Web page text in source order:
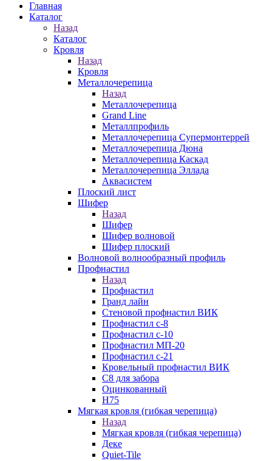
Главная
Каталог
Назад
Каталог
Кровля
Назад
Кровля
Металлочерепица
Назад
Металлочерепица
Grand Line
Металлпрофиль
Металлочерепица Супермонтеррей
Металлочерепица Дюна
Металлочерепица Каскад
Металлочерепица Эллада
Аквасистем
Плоский лист
Шифер
Назад
Шифер
Шифер волновой
Шифер плоский
Волновой волнообразный профиль
Профнастил
Назад
Профнастил
Гранд лайн
Стеновой профнастил ВИК
Профнастил с-8
Профнастил с-10
Профнастил МП-20
Профнастил с-21
Кровельный профнастил ВИК
С8 для забора
Оцинкованный
Н75
Мягкая кровля (гибкая черепица)
Назад
Мягкая кровля (гибкая черепица)
Деке
Quiet-Tile